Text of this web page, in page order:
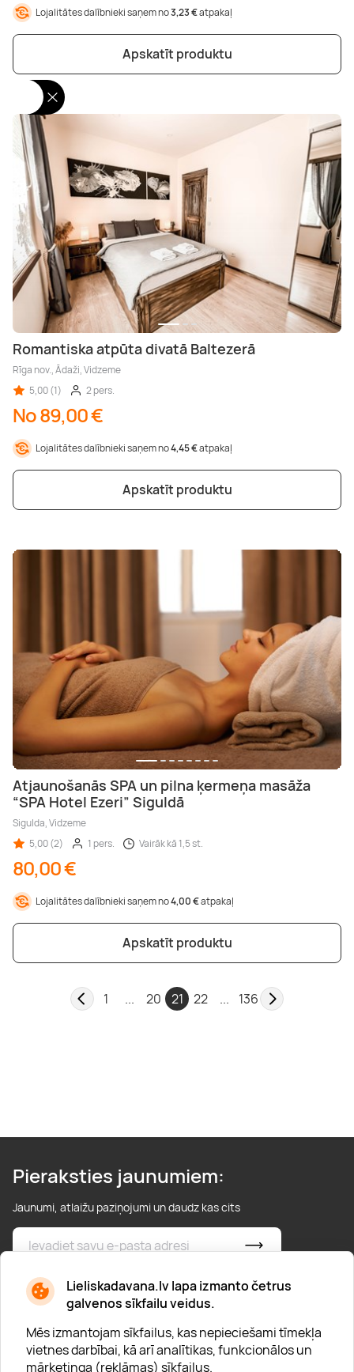
Lieliskadavana.lv lapa izmanto četrus
galvenos sīkfailu veidus.
Mēs izmantojam sīkfailus, kas nepieciešami tīmekļa
vietnes darbībai, kā arī analītikas, funkcionālos un
mārketinga (reklāmas) sīkfailus.
Lojalitātes dalībnieki saņem no3,23 €atpakaļ
Apskatīt produktu
Romantiska atpūta divatā Baltezerā
Rīga nov., Ādaži, Vidzeme
5,00 (1)
2 pers.
No 89,00 €
Lojalitātes dalībnieki saņem no4,45 €atpakaļ
Apskatīt produktu
Atjaunošanās SPA un pilna ķermeņa masāža
“SPA Hotel Ezeri” Siguldā
Sigulda, Vidzeme
5,00 (2)
1 pers. Vairāk kā 1,5 st.
80,00 €
Lojalitātes dalībnieki saņem no4,00 €atpakaļ
Apskatīt produktu
1 ... 20 21 22 ... 136
Pieraksties jaunumiem:
Jaunumi, atlaižu paziņojumi un daudz kas cits
* Esmu iepazinies/usies ar privātuma politiku